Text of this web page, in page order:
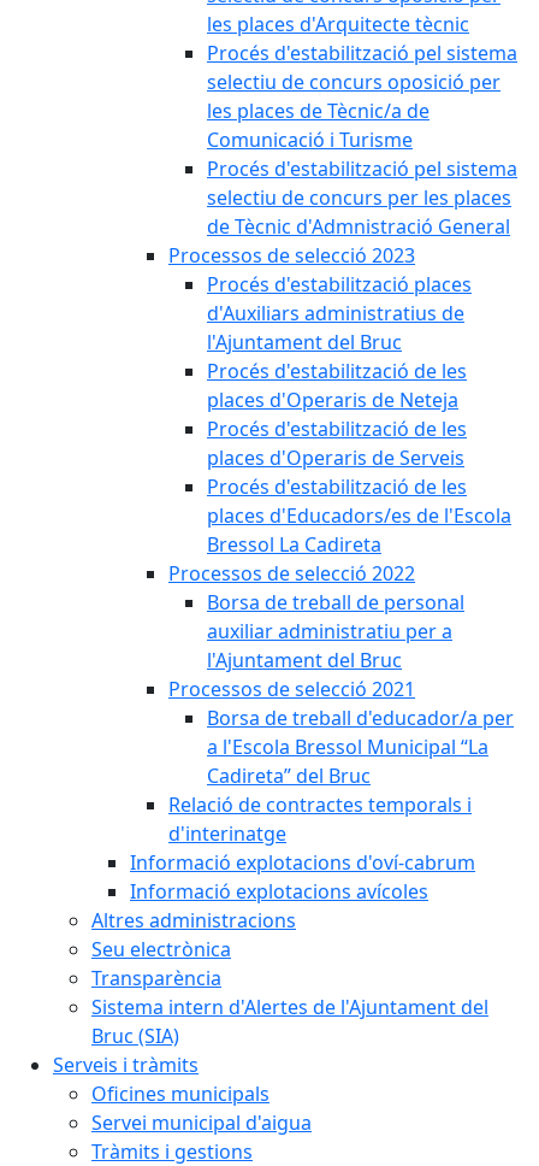
les places d'Arquitecte tècnic
Procés d'estabilització pel sistema
selectiu de concurs oposició per
les places de Tècnic/a de
Comunicació i Turisme
Procés d'estabilització pel sistema
selectiu de concurs per les places
de Tècnic d'Admnistració General
Processos de selecció 2023
Procés d'estabilització places
d'Auxiliars administratius de
l'Ajuntament del Bruc
Procés d'estabilització de les
places d'Operaris de Neteja
Procés d'estabilització de les
places d'Operaris de Serveis
Procés d'estabilització de les
places d'Educadors/es de l'Escola
Bressol La Cadireta
Processos de selecció 2022
Borsa de treball de personal
auxiliar administratiu per a
l'Ajuntament del Bruc
Processos de selecció 2021
Borsa de treball d'educador/a per
a l'Escola Bressol Municipal “La
Cadireta” del Bruc
Relació de contractes temporals i
d'interinatge
Informació explotacions d'oví-cabrum
Informació explotacions avícoles
Altres administracions
Seu electrònica
Transparència
Sistema intern d'Alertes de l'Ajuntament del
Bruc (SIA)
Serveis i tràmits
Oficines municipals
Servei municipal d'aigua
Tràmits i gestions